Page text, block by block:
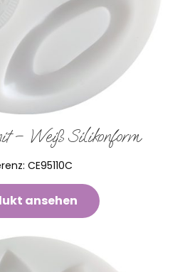
– Weiß Silikonform
CE95110C
ansehen